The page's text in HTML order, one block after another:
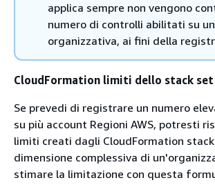
applica sempre non vengono
numero di controlli abilitati su
organizzativa, ai fini della
CloudFormation limiti dello stack set
Se prevedi di registrare un numero
su più account Regioni AWS, potresti
limiti creati dagli CloudFormation
dimensione complessiva di
stimare la limitazione con questa